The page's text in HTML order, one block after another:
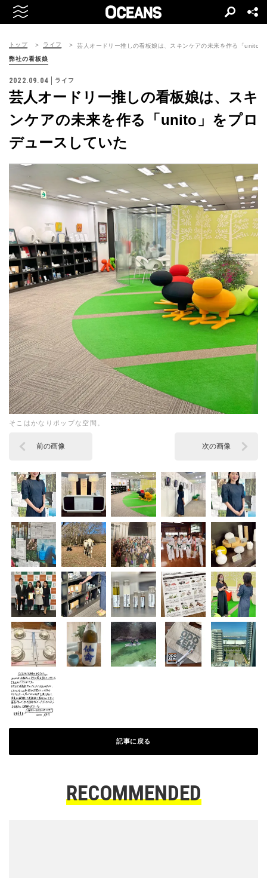
トップ ライフ 芸人オードリー推しの看板娘は、スキンケアの未来を作る「unito
弊社の看板娘
2022.09.04 ライフ
芸人オードリー推しの看板娘は、スキ
ンケアの未来を作る「unito」をプロ
デュースしていた
そこはかなりポップな空間。
前の画像 次の画像
記事に戻る
RECOMMENDED